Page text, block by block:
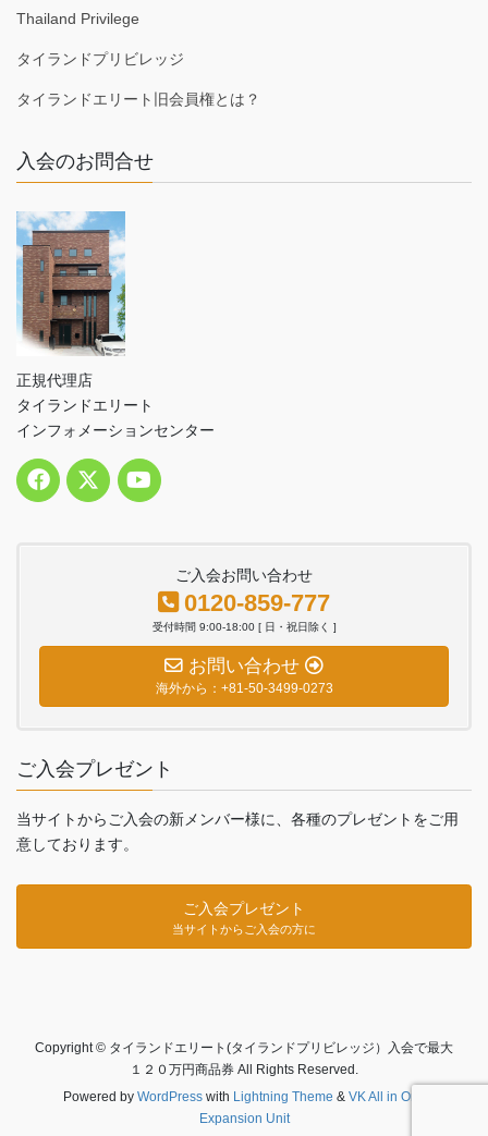
Thailand Privilege
タイランドプリビレッジ
タイランドエリート旧会員権とは？
入会のお問合せ
正規代理店
タイランドエリート
インフォメーションセンター
ご入会お問い合わせ
0120-859-777
受付時間 9:00-18:00 [ 日・祝日除く ]
お問い合わせ
海外から：+81-50-3499-0273
ご入会プレゼント
当サイトからご入会の新メンバー様に、各種のプレゼントをご用
意しております。
ご入会プレゼント
当サイトからご入会の方に
Copyright © タイランドエリート(タイランドプリビレッジ）入会で最大
１２０万円商品券 All Rights Reserved.
Powered by WordPresswith Lightning Theme & VK All in One
Expansion Unit